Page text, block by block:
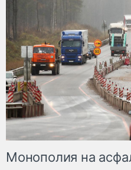
Монополия на